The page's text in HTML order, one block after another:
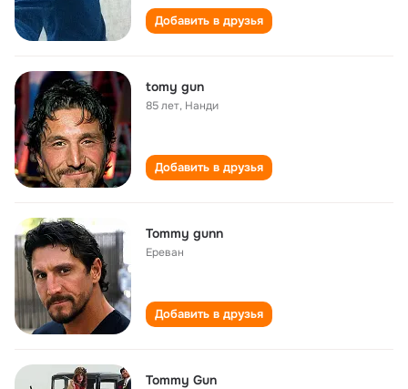
Добавить в друзья
tomy gun
85 лет, Нанди
Добавить в друзья
Tommy gunn
Ереван
Добавить в друзья
Tommy Gun